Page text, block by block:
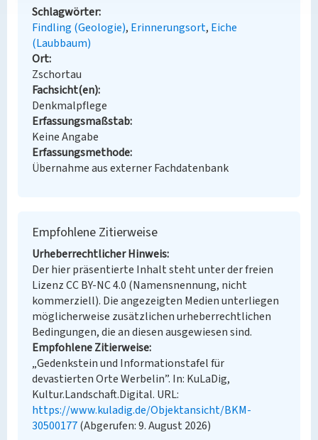
Schlagwörter
Findling (Geologie) Erinnerungsort Eiche
(Laubbaum)
Ort
Zschortau
Fachsicht(en)
Denkmalpflege
Erfassungsmaßstab
Keine Angabe
Erfassungsmethode
Übernahme aus externer Fachdatenbank
Empfohlene Zitierweise
Urheberrechtlicher Hinweis
Der hier präsentierte Inhalt steht unter der freien
Lizenz CC BY-NC 4.0 (Namensnennung, nicht
kommerziell). Die angezeigten Medien unterliegen
möglicherweise zusätzlichen urheberrechtlichen
Bedingungen, die an diesen ausgewiesen sind.
Empfohlene Zitierweise
„Gedenkstein und Informationstafel für
devastierten Orte Werbelin”. In: KuLaDig,
Kultur.Landschaft.Digital. URL:
https://www.kuladig.de/Objektansicht/BKM-
30500177(Abgerufen: 9. August 2026)